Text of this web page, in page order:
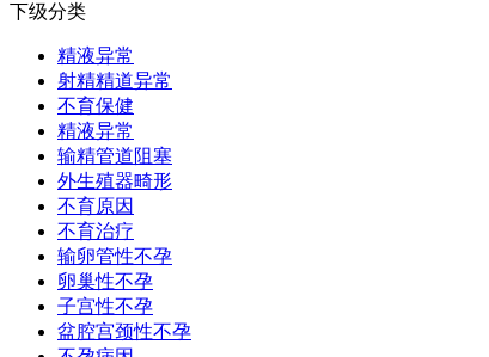
下级分类
精液异常
射精精道异常
不育保健
精液异常
输精管道阻塞
外生殖器畸形
不育原因
不育治疗
输卵管性不孕
卵巢性不孕
子宫性不孕
盆腔宫颈性不孕